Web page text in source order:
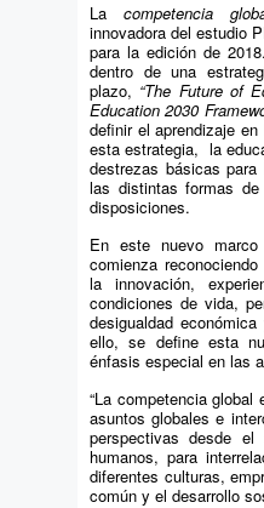
La competencia
innovadora del estudio
para la edición de
dentro de una
plazo, “The Future of
Education 2030
definir el aprendizaje
esta estrategia, la
destrezas básicas
las distintas formas
disposiciones.
En este nuevo
comienza
la innovación,
condiciones de vida,
desigualdad
ello, se define esta
énfasis especial en las
“La competencia
asuntos globales e
perspectivas desde
humanos, para
diferentes culturas,
común y el desarrollo